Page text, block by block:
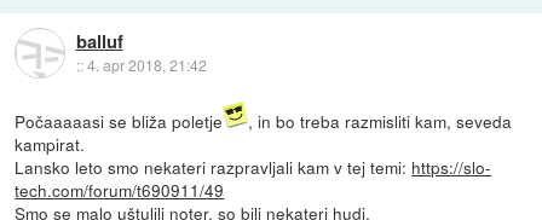
balluf
::4. apr 2018, 21:42
Počaaaaasi se bliža poletje
, in bo treba razmisliti kam, seveda
kampirat.
Lansko leto smo nekateri razpravljali kam v tej temi: https://slo-
tech.com/forum/t690911/49
Smo se malo uštulili noter, so bili nekateri hudi.